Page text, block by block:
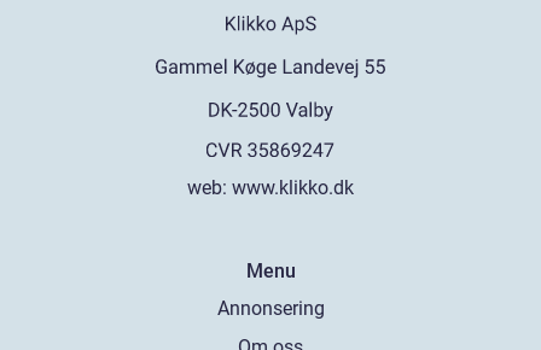
web: www.klikko.dk
Menu
Annonsering